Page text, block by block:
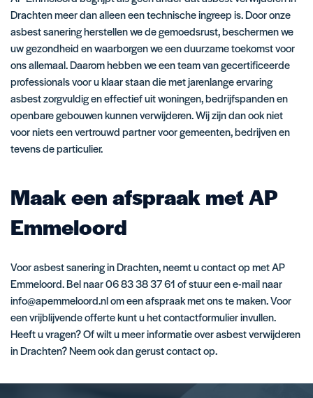
Drachten meer dan alleen een technische ingreep is. Door onze
asbest sanering herstellen we de gemoedsrust, beschermen we
uw gezondheid en waarborgen we een duurzame toekomst voor
ons allemaal. Daarom hebben we een team van gecertificeerde
professionals voor u klaar staan die met jarenlange ervaring
asbest zorgvuldig en effectief uit woningen, bedrijfspanden en
openbare gebouwen kunnen verwijderen. Wij zijn dan ook niet
voor niets een vertrouwd partner voor gemeenten, bedrijven en
tevens de particulier.
Maak een afspraak met AP
Emmeloord
Voor asbest sanering in Drachten, neemt u contact op met AP
Emmeloord. Bel naar06 83 38 37 61of stuur een e-mail naar
info@apemmeloord.nlom een afspraak met ons te maken. Voor
een vrijblijvende offerte kunt u het contactformulier invullen.
Heeft u vragen? Of wilt u meer informatie over asbest verwijderen
in Drachten? Neem ook dan gerust contact op.